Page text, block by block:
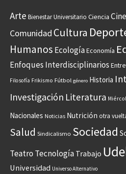
Arte Bienestar Universitario Ciencia Cine
Comunidad Cultura
Humanos EcologíaEconomía
Enfoques Interdisciplinarios
Filosofía Frikismo Fútbol género Historia
Investigación Literatura
Nacionales Noticias Nutrición otra
Salud Sindicalismo Sociedad
Teatro Tecnología Trabajo
Universidad Universo Alternativo